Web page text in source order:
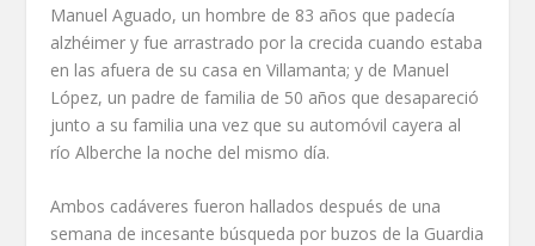
Manuel Aguado, un hombre de 83 años que padecía
alzhéimer y fue arrastrado por la crecida cuando estaba
en las afuera de su casa en Villamanta; y de Manuel
López, un padre de familia de 50 años que desapareció
junto a su familia una vez que su automóvil cayera al
río Alberche la noche del mismo día.
Ambos cadáveres fueron hallados después de una
semana de incesante búsqueda por buzos de la Guardia